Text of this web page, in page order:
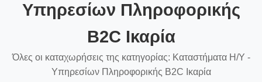
Υπηρεσίων Πληροφορικής
B2C Ικαρία
Όλες οι καταχωρήσεις της κατηγορίας: Καταστήματα Η/Υ -
Υπηρεσίων Πληροφορικής B2C Ικαρία